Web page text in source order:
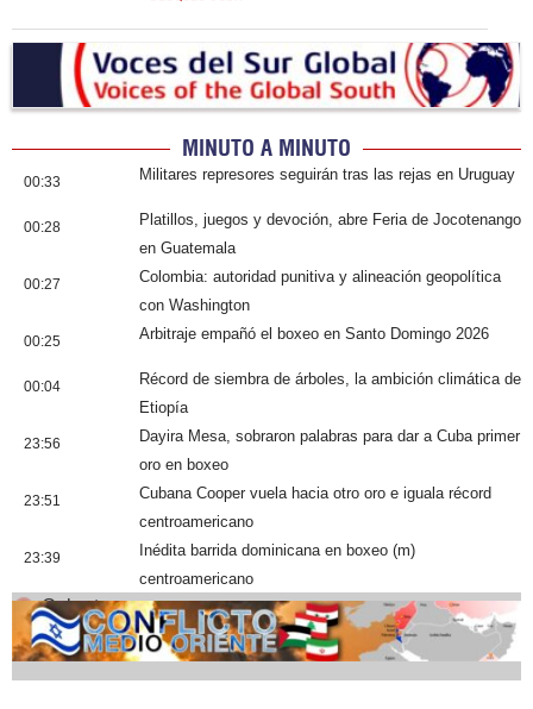
MINUTO A MINUTO
00:33 Militares represores seguirán tras las rejas en Uruguay
00:28
Platillos, juegos y devoción, abre Feria de Jocotenango
en Guatemala
00:27
Colombia: autoridad punitiva y alineación geopolítica
con Washington
00:25 Arbitraje empañó el boxeo en Santo Domingo 2026
00:04
Récord de siembra de árboles, la ambición climática de
Etiopía
23:56
Dayira Mesa, sobraron palabras para dar a Cuba primer
oro en boxeo
23:51
Cubana Cooper vuela hacia otro oro e iguala récord
centroamericano
23:39
Inédita barrida dominicana en boxeo (m)
centroamericano
Cobertura